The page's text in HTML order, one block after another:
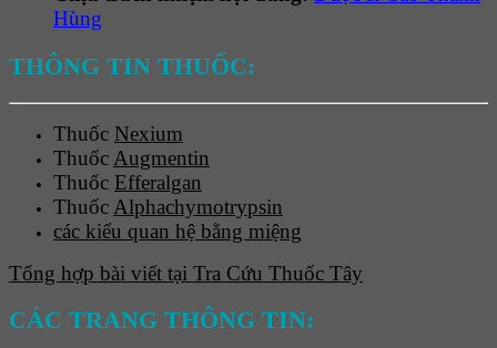
Hùng
THÔNG TIN THUỐC:
Thuốc Nexium
Thuốc Augmentin
Thuốc Efferalgan
Thuốc Alphachymotrypsin
các kiểu quan hệ bằng miệng
Tổng hợp bài viết tại Tra Cứu Thuốc Tây
CÁC TRANG THÔNG TIN: